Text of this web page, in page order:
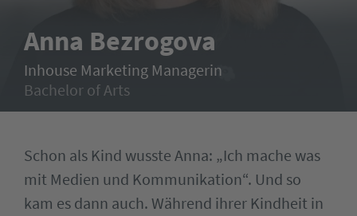
Anna Bezrogova
Inhouse Marketing Managerin
Bachelor of Arts
Schon als Kind wusste Anna: „Ich mache was
mit Medien und Kommunikation“. Und so
kam es dann auch. Während ihrer Kindheit in